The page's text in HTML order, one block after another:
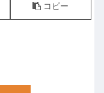
コピー